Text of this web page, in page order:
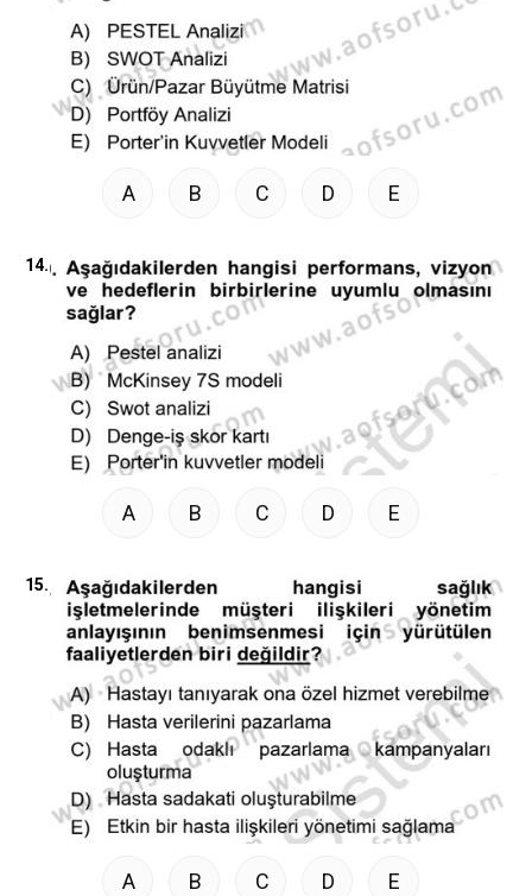
A B C D E
14.
A B C D E
15.
A B C D E